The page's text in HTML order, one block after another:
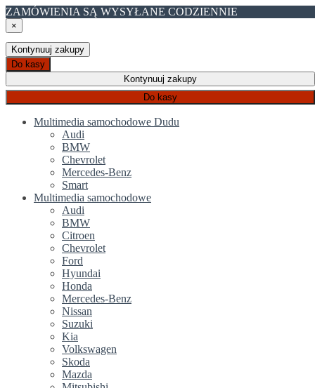
ZAMÓWIENIA SĄ WYSYŁANE CODZIENNIE
×
Kontynuuj zakupy
Do kasy
Kontynuuj zakupy
Do kasy
Multimedia samochodowe Dudu
Audi
BMW
Chevrolet
Mercedes-Benz
Smart
Multimedia samochodowe
Audi
BMW
Citroen
Chevrolet
Ford
Hyundai
Honda
Mercedes-Benz
Nissan
Suzuki
Kia
Volkswagen
Skoda
Mazda